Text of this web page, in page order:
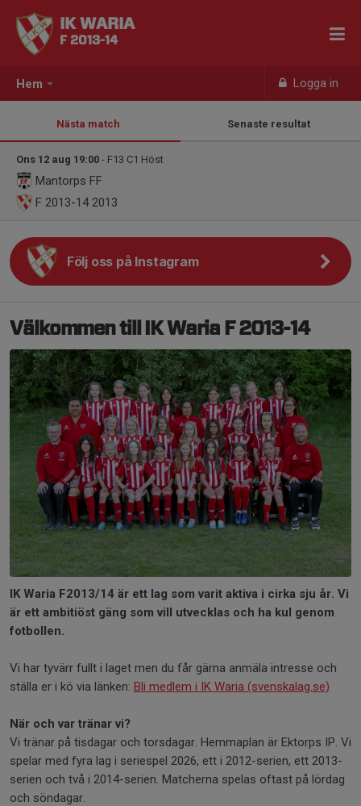
Hem Logga in
IK WARIA
F 2013-14
Nästa match Senaste resultat
Ons 12 aug 19:00 - F13 C1 Höst
Mantorps FF
F 2013-14 2013
Följ oss på Instagram
Välkommen till IK Waria F 2013-14
IK Waria F2013/14 är ett lag som varit aktiva i cirka sju år. Vi
är ett ambitiöst gäng som vill utvecklas och ha kul genom
fotbollen.
Vi har tyvärr fullt i laget men du får gärna anmäla intresse och
ställa er i kö via länken: Bli medlem i IK Waria (svenskalag.se)
När och var tränar vi?
Vi tränar på tisdagar och torsdagar. Hemmaplan är Ektorps IP. Vi
spelar med fyra lag i seriespel 2026, ett i 2012-serien, ett 2013-
serien och två i 2014-serien. Matcherna spelas oftast på lördag
och söndagar.